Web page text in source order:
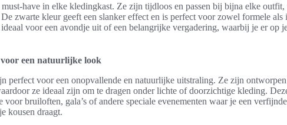
have in elke kledingkast. Ze zijn tijdloos en passen bij bijna elke outfit,
zwarte kleur geeft een slanker effect en is perfect voor zowel formele als
voor een avondje uit of een belangrijke vergadering, waarbij je er op
een natuurlijke look
perfect voor een onopvallende en natuurlijke uitstraling. Ze zijn
ze ideaal zijn om te dragen onder lichte of doorzichtige kleding.
voor bruiloften, gala’s of andere speciale evenementen waar je een
kousen draagt.